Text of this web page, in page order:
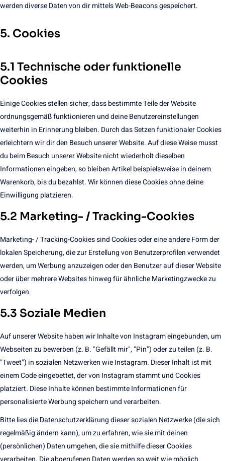
werden diverse Daten von dir mittels Web-Beacons gespeichert.
5. Cookies
5.1 Technische oder funktionelle
Cookies
Einige Cookies stellen sicher, dass bestimmte Teile der Website
ordnungsgemäß funktionieren und deine Benutzereinstellungen
weiterhin in Erinnerung bleiben. Durch das Setzen funktionaler Cookies
erleichtern wir dir den Besuch unserer Website. Auf diese Weise musst
du beim Besuch unserer Website nicht wiederholt dieselben
Informationen eingeben, so bleiben Artikel beispielsweise in deinem
Warenkorb, bis du bezahlst. Wir können diese Cookies ohne deine
Einwilligung platzieren.
5.2 Marketing- / Tracking-Cookies
Marketing- / Tracking-Cookies sind Cookies oder eine andere Form der
lokalen Speicherung, die zur Erstellung von Benutzerprofilen verwendet
werden, um Werbung anzuzeigen oder den Benutzer auf dieser Website
oder über mehrere Websites hinweg für ähnliche Marketingzwecke zu
verfolgen.
5.3 Soziale Medien
Auf unserer Website haben wir Inhalte von Instagram eingebunden, um
Webseiten zu bewerben (z. B. "Gefällt mir", "Pin") oder zu teilen (z. B.
"Tweet") in sozialen Netzwerken wie Instagram. Dieser Inhalt ist mit
einem Code eingebettet, der von Instagram stammt und Cookies
platziert. Diese Inhalte können bestimmte Informationen für
personalisierte Werbung speichern und verarbeiten.
Bitte lies die Datenschutzerklärung dieser sozialen Netzwerke (die sich
regelmäßig ändern kann), um zu erfahren, wie sie mit deinen
(persönlichen) Daten umgehen, die sie mithilfe dieser Cookies